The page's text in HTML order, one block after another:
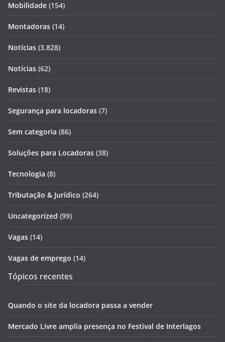
Mobilidade (154)
Montadoras (14)
Notícias (3.828)
Notícias (62)
Revistas (18)
Segurança para locadoras (7)
Sem categoria (86)
Soluções para Locadoras (38)
Tecnologia (8)
Tributação & Jurídico (264)
Uncategorized (99)
Vagas (14)
Vagas de emprego (14)
Tópicos recentes
Quando o site da locadora passa a vender
Mercado Livre amplia presença no Festival de Interlagos